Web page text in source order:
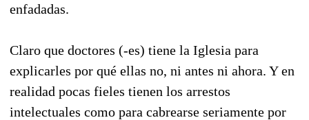
enfadadas.
Claro que doctores (-es) tiene la Iglesia para
explicarles por qué ellas no, ni antes ni ahora. Y en
realidad pocas fieles tienen los arrestos
intelectuales como para cabrearse seriamente por